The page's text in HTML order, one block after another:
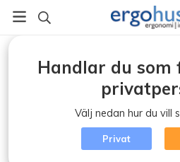
Underarmsstöd Dynamic
Handlar du som
Välj nedan hur du vill
Privat